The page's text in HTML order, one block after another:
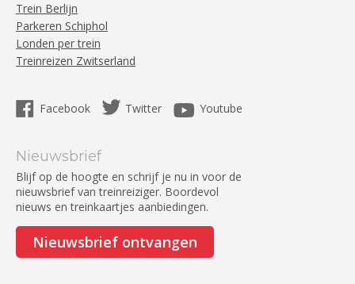
Trein Berlijn
Parkeren Schiphol
Londen per trein
Treinreizen Zwitserland
Facebook Twitter Youtube
Nieuwsbrief
Blijf op de hoogte en schrijf je nu in voor de
nieuwsbrief van treinreiziger. Boordevol
nieuws en treinkaartjes aanbiedingen.
Nieuwsbrief ontvangen